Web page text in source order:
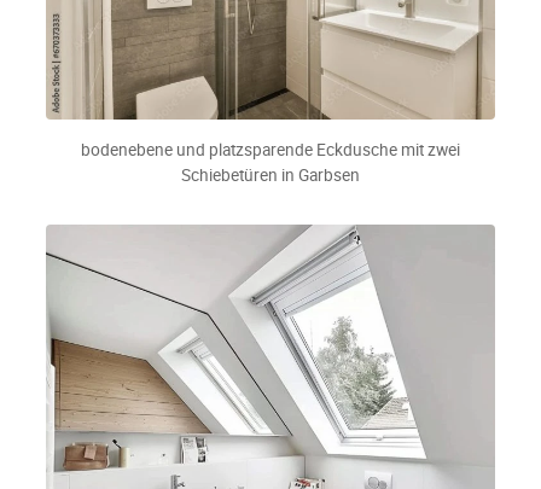
bodenebene und platzsparende Eckdusche mit zwei
Schiebetüren in Garbsen